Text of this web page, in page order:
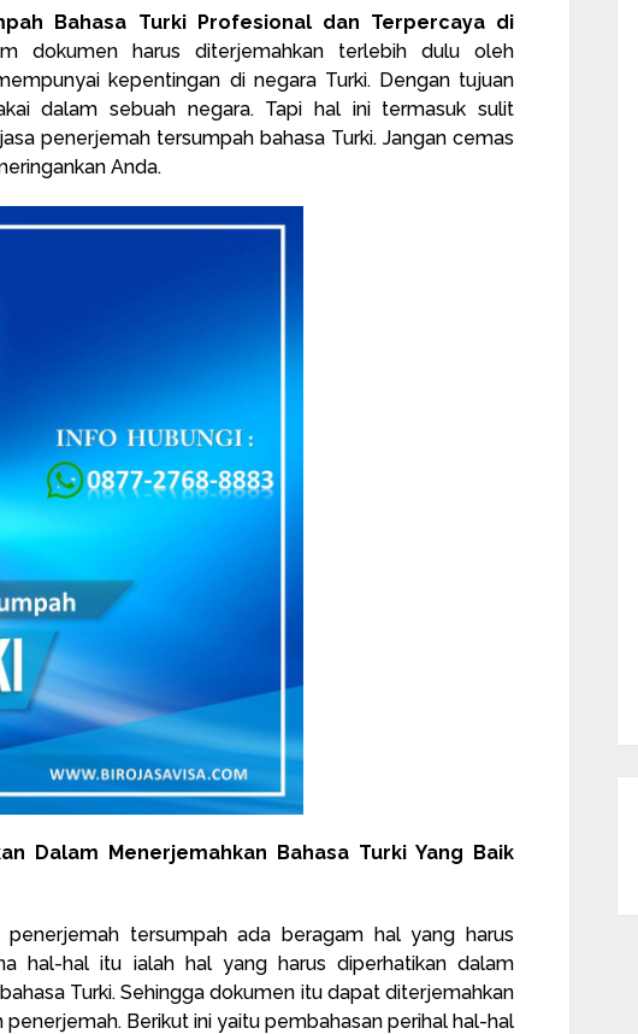
Bahasa Turki Profesional dan Terpercaya di
dokumen harus diterjemahkan terlebih dulu oleh
kepentingan di negara Turki. Dengan tujuan
dalam sebuah negara. Tapi hal ini termasuk sulit
penerjemah tersumpah bahasa Turki. Jangan cemas
Anda.
Dalam Menerjemahkan Bahasa Turki Yang Baik
tersumpah ada beragam hal yang harus
hal-hal itu ialah hal yang harus diperhatikan dalam
Turki. Sehingga dokumen itu dapat diterjemahkan
Berikut ini yaitu pembahasan perihal hal-hal